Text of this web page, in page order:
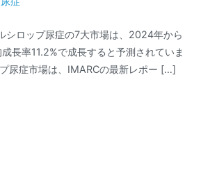
ロップ尿症の7大市場は、2024年から
長率11.2%で成長すると予測されていま
尿症市場は、IMARCの最新レポー […]